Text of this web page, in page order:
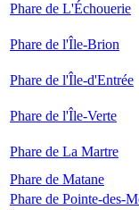
Phare de L'Échouerie
Phare de l'Île-Brion
Phare de l'Île-d'Entrée
Phare de l'Île-Verte
Phare de La Martre
Phare de Matane
Phare de Pointe-des-